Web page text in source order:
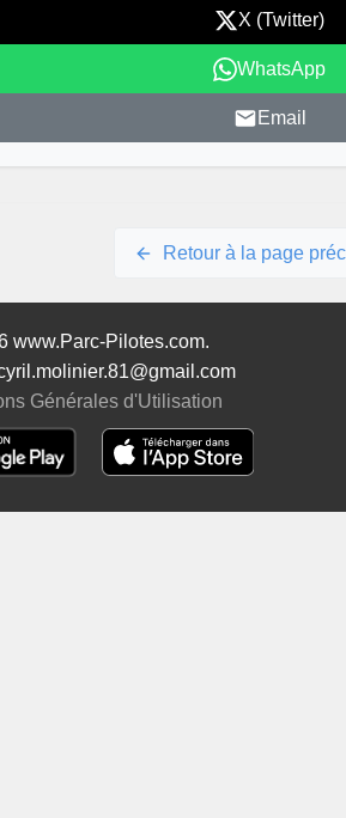
X (Twitter)
WhatsApp
Email
Retour à la page
www.Parc-Pilotes.com.
Générales d'Utilisation